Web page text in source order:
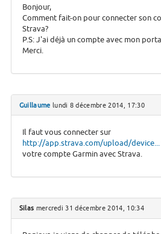
Bonjour,
Comment fait-on pour connecter son
Strava?
P.S: J'ai déjà un compte avec mon
Merci.
Guillaume lundi 8 décembre 2014, 17:30
Il faut vous connecter sur
http://app.strava.com/upload/device...
votre compte Garmin avec Strava.
Silas mercredi 31 décembre 2014, 10:34